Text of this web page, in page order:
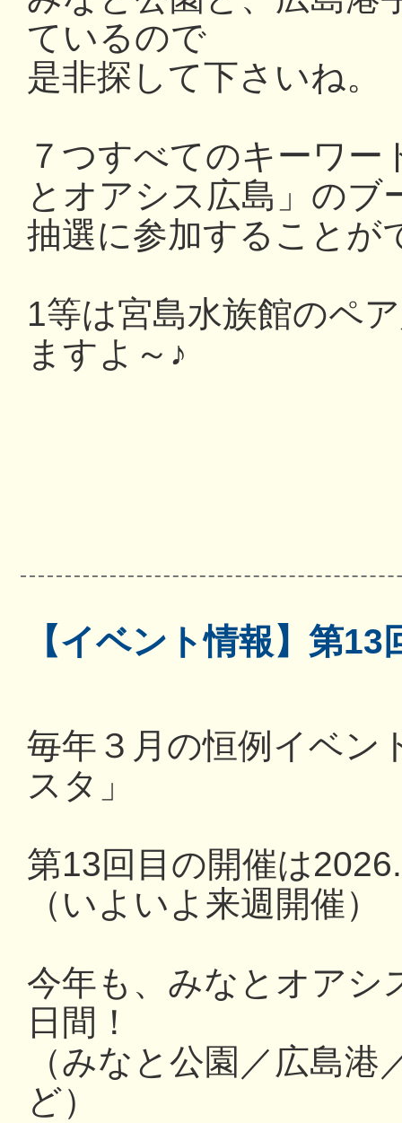
ているので
是非探して下さいね。
７つすべてのキーワ
とオアシス広島」のブ
抽選に参加することが
1等は宮島水族館のペ
ますよ～♪
【イベント情報】第
毎年３月の恒例イベン
スタ」
第13回目の開催は
（いよいよ来週開催）
今年も、みなとオアシ
日間！
（みなと公園／広島
ど）